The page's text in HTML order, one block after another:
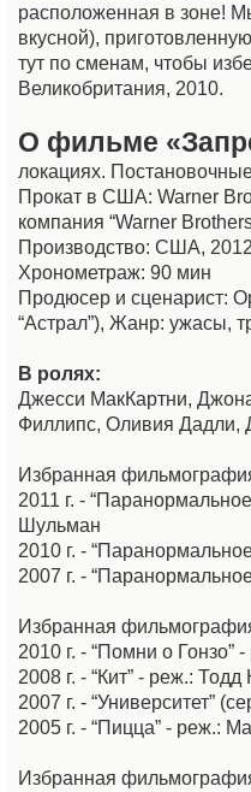
расположенная в зоне!
вкусной),
тут по сменам, чтобы
Великобритания, 2010.
О фильме
локациях.
Прокат в США: Warner
компания “Warner
Производство: США, 2012
Хронометраж: 90 мин
Продюсер и сценарист:
“Астрал”), Жанр: ужасы,
В ролях:
Джесси МакКартни,
Филлипс, Оливия Дадли,
Избранная
2011 г. -
Шульман
2010 г. -
2007 г. -
Избранная
2010 г. - “Помни о
2008 г. - “Кит” - реж.: Тодд
2007 г. - “Университет”
2005 г. - “Пицца” - реж.:
Избранная